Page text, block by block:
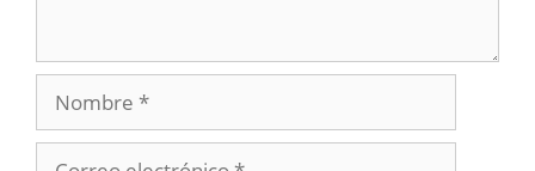
Nombre